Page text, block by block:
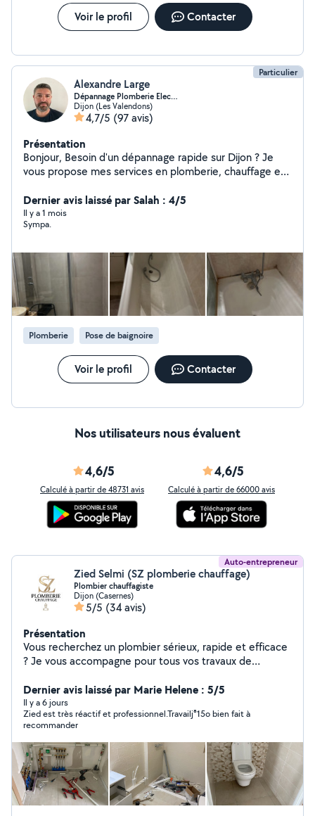
Voir le profil Contacter
Particulier
Alexandre Large
Dépannage Plomberie Elec…
Dijon (Les Valendons)
4,7/5 (97 avis)
Présentation
Bonjour, Besoin d'un dépannage rapide sur Dijon ? Je
vous propose mes services en plomberie, chauffage et
Dépannage rapide : Fuite d'eau / problème de
plomberie Panne électrique / disjoncteur / prises
Chauffage en panne / radiateur / Mes engagements :
propre et efficace Conseils professionnels Tarifs clairs
Professionnel en portage salarial : Facture fournie
Assurance professionnelle Prestation déclarée Zone :
Dijon et alentours Disponible immédiatement
contactez-moi pour un devis rapide !
Dernier avis laissé par Salah : 4/5
Il y a 1 mois
Sympa.
Plomberie Pose de baignoire
Voir le profil Contacter
Nos utilisateurs nous évaluent
4,6/5
Calculé à partir de 48731 avis
4,6/5
Calculé à partir de 66000 avis
Auto-entrepreneur
Zied Selmi (SZ plomberie chauffage)
Plombier chauffagiste
Dijon (Casernes)
5/5 (34 avis)
Présentation
Vous recherchez un plombier sérieux, rapide et efficace
? Je vous accompagne pour tous vos travaux de
qualité et des prix transparents. J'interviens rapidement
pour les urgences comme pour les installations ou
rénovations, en vous garantissant un travail propre,
durable et conforme aux normes Intervention rapide
Travail soigné Disponible 24h/24 et 7j/7
Dernier avis laissé par Marie Helene : 5/5
Il y a 6 jours
Zied est très réactif et professionnel.Travailj⁸15o bien fait à
recommander